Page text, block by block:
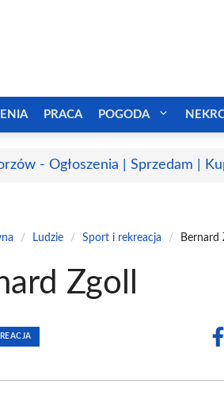
PRACA POGODA
- Ogłoszenia | Sprzedam |
/ Ludzie / Sport i rekreacja / Bernard
Zgoll